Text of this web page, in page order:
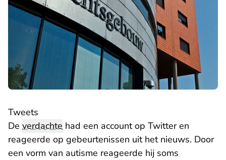
Tweets
De verdachte had een account op Twitter en
reageerde op gebeurtenissen uit het nieuws. Door
een vorm van autisme reageerde hij soms